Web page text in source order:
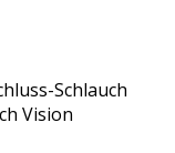
Schlauch
Vision